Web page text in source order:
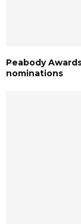
Peabody
nominations